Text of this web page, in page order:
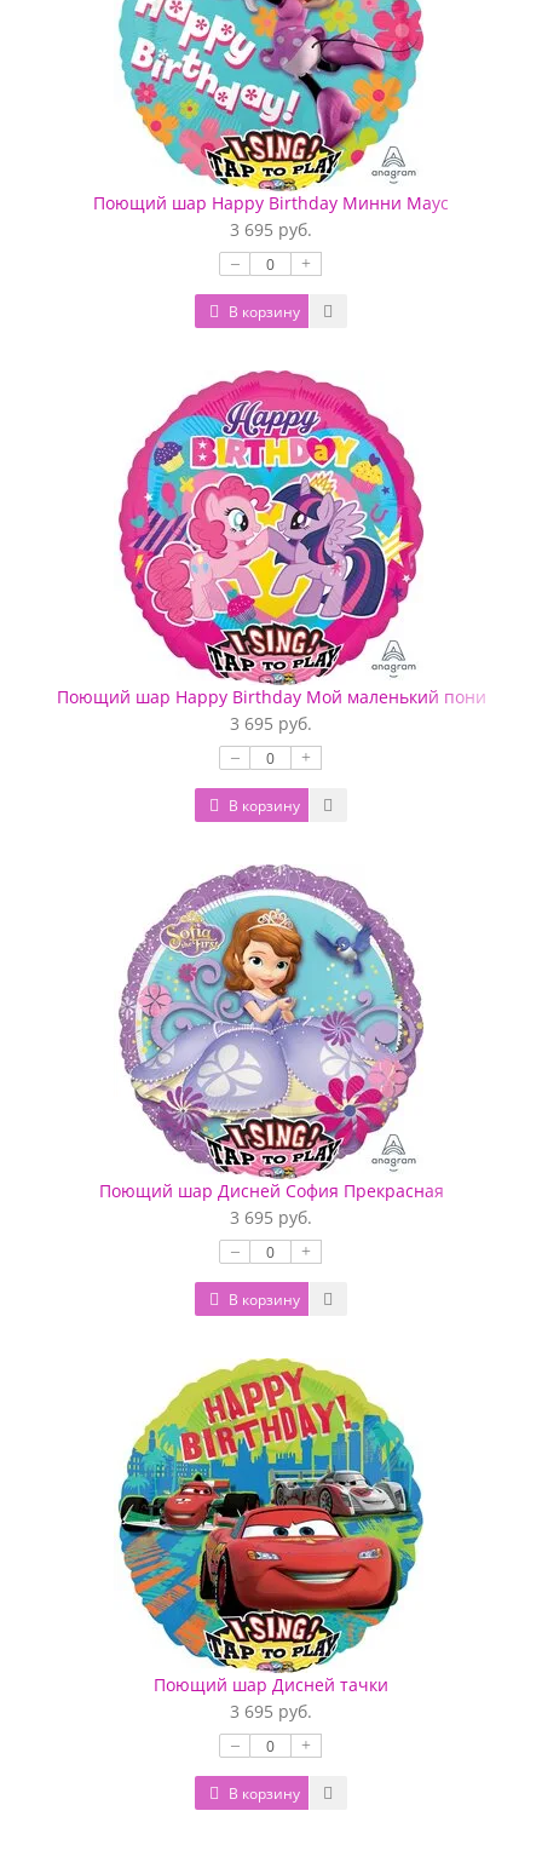
Поющий шар Happy Birthday Минни Маус
3 695 руб.
– +
В корзину
Поющий шар Happy Birthday Мой маленький пони
3 695 руб.
– +
В корзину
Поющий шар Дисней София Прекрасная
3 695 руб.
– +
В корзину
Поющий шар Дисней тачки
3 695 руб.
– +
В корзину